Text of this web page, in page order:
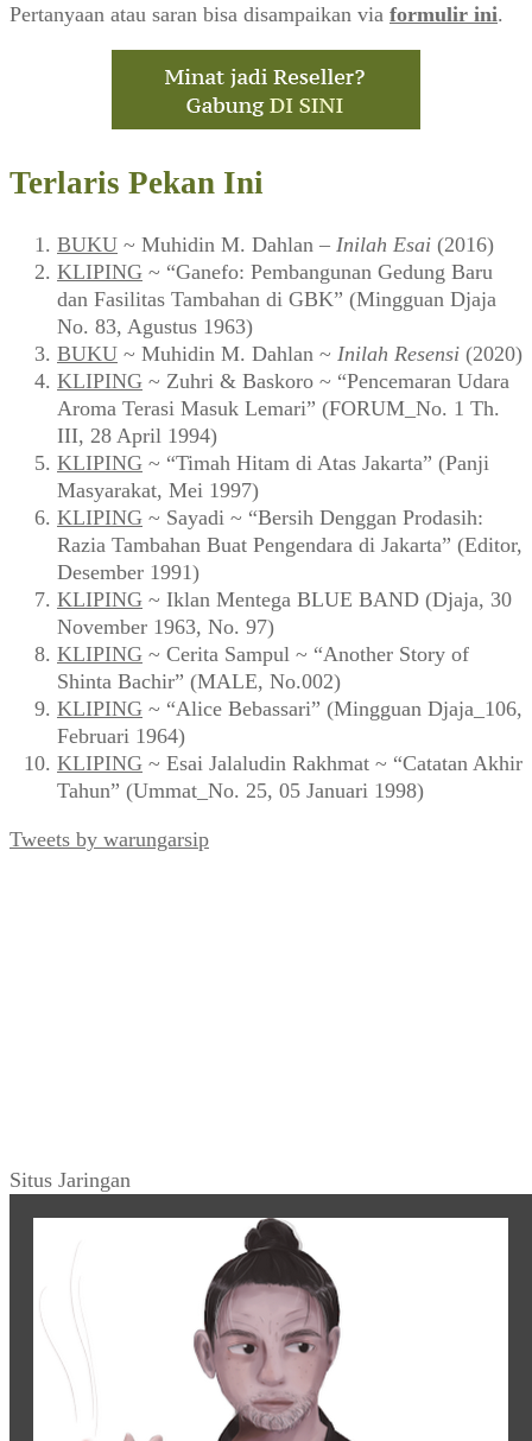
Pertanyaan atau saran bisa disampaikan via formulir ini.
Terlaris Pekan Ini
BUKU ~ Muhidin M. Dahlan – Inilah Esai (2016)
KLIPING ~ “Ganefo: Pembangunan Gedung Baru
dan Fasilitas Tambahan di GBK” (Mingguan Djaja
No. 83, Agustus 1963)
BUKU ~ Muhidin M. Dahlan ~ Inilah Resensi (2020)
KLIPING ~ Zuhri & Baskoro ~ “Pencemaran Udara
Aroma Terasi Masuk Lemari” (FORUM_No. 1 Th.
III, 28 April 1994)
KLIPING ~ “Timah Hitam di Atas Jakarta” (Panji
Masyarakat, Mei 1997)
KLIPING ~ Sayadi ~ “Bersih Denggan Prodasih:
Razia Tambahan Buat Pengendara di Jakarta” (Editor,
Desember 1991)
KLIPING ~ Iklan Mentega BLUE BAND (Djaja, 30
November 1963, No. 97)
KLIPING ~ Cerita Sampul ~ “Another Story of
Shinta Bachir” (MALE, No.002)
KLIPING ~ “Alice Bebassari” (Mingguan Djaja_106,
Februari 1964)
KLIPING ~ Esai Jalaludin Rakhmat ~ “Catatan Akhir
Tahun” (Ummat_No. 25, 05 Januari 1998)
Tweets by warungarsip
Situs Jaringan